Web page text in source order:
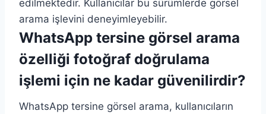
edilmektedir. Kullanıcılar bu sürümlerde görsel
arama işlevini deneyimleyebilir.
WhatsApp tersine görsel arama
özelliği fotoğraf doğrulama
işlemi için ne kadar güvenilirdir?
WhatsApp tersine görsel arama, kullanıcıların